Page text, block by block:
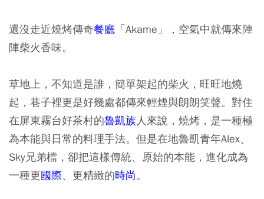
還沒走近燒烤傳奇餐廳 「Akame」，空氣中就傳來陣
陣柴火香味。
草地上，不知道是誰，簡單架起的柴火，旺旺地燒
起，巷子裡更是好幾處都傳來輕煙與朗朗笑聲。對住
在屏東霧台好茶村的魯凱族人來說，燒烤，是一種極
為本能與日常的料理手法。但是在地魯凱青年Alex、
Sky兄弟檔，卻把這樣傳統、原始的本能，進化成為
一種更國際、更精緻的時尚。